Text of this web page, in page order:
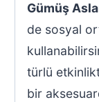
Gümüş
de sosyal
türlü
bir